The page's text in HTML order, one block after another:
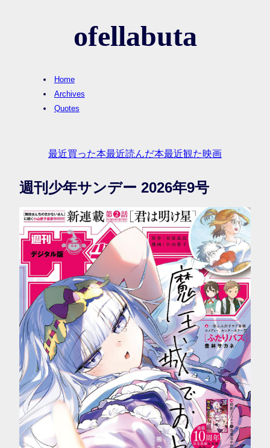
ofellabuta
Home
Archives
Quotes
最近買った本最近読んだ本最近観た映画
週刊少年サンデー 2026年9号